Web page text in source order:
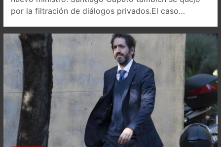
por la filtración de diálogos privados.El caso…